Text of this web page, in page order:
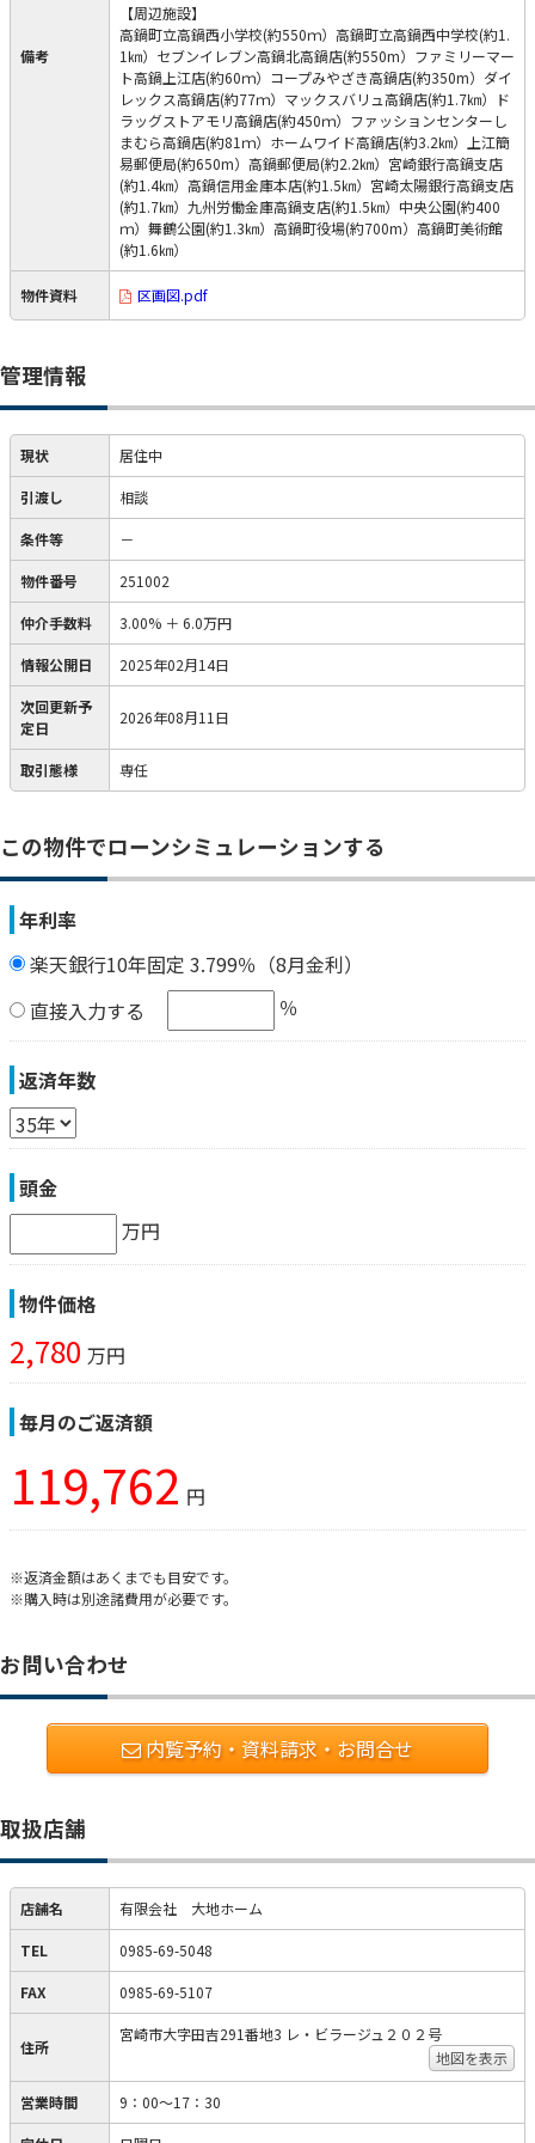
備考
【周辺施設】
高鍋町立高鍋西小学校(約550ｍ）高鍋町立高鍋西中学校(約1.
1㎞）セブンイレブン高鍋北高鍋店(約550m）ファミリーマー
ト高鍋上江店(約60ｍ）コープみやざき高鍋店(約350m）ダイ
レックス高鍋店(約77ｍ）マックスバリュ高鍋店(約1.7㎞）ド
ラッグストアモリ高鍋店(約450ｍ）ファッションセンターし
まむら高鍋店(約81ｍ）ホームワイド高鍋店(約3.2㎞）上江簡
易郵便局(約650m）高鍋郵便局(約2.2㎞）宮崎銀行高鍋支店
(約1.4㎞）高鍋信用金庫本店(約1.5㎞）宮崎太陽銀行高鍋支店
(約1.7㎞）九州労働金庫高鍋支店(約1.5㎞）中央公園(約400
ｍ）舞鶴公園(約1.3㎞）高鍋町役場(約700m）高鍋町美術館
(約1.6㎞）
物件資料 区画図.pdf
管理情報
現状 居住中
引渡し 相談
条件等 －
物件番号 251002
仲介手数料 3.00% ＋ 6.0万円
情報公開日 2025年02月14日
次回更新予
定日
2026年08月11日
取引態様 専任
この物件でローンシミュレーションする
年利率
楽天銀行10年固定 3.799％（8月金利）
直接入力する
％
返済年数
頭金
万円
物件価格
2,780 万円
毎月のご返済額
119,762 円
※返済金額はあくまでも目安です。
※購入時は別途諸費用が必要です。
お問い合わせ
内覧予約・資料請求・お問合せ
取扱店舗
店舗名 有限会社 大地ホーム
TEL 0985-69-5048
FAX 0985-69-5107
住所
宮崎市大字田吉291番地3 レ・ビラージュ２０２号
地図を表示
営業時間 9：00～17：30